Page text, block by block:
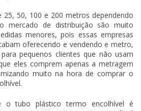
25, 50, 100 e 200 metros dependendo
mercado de distribuição são muito
menores, pois essas empresas
oferecendo e vendendo e metro,
pequenos clientes que não usam
eles comprem apenas a metragem
muito na hora de comprar o
.
otubo plástico termo encolhível é